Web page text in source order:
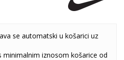
se automatski u košarici uz
minimalnim iznosom košarice od